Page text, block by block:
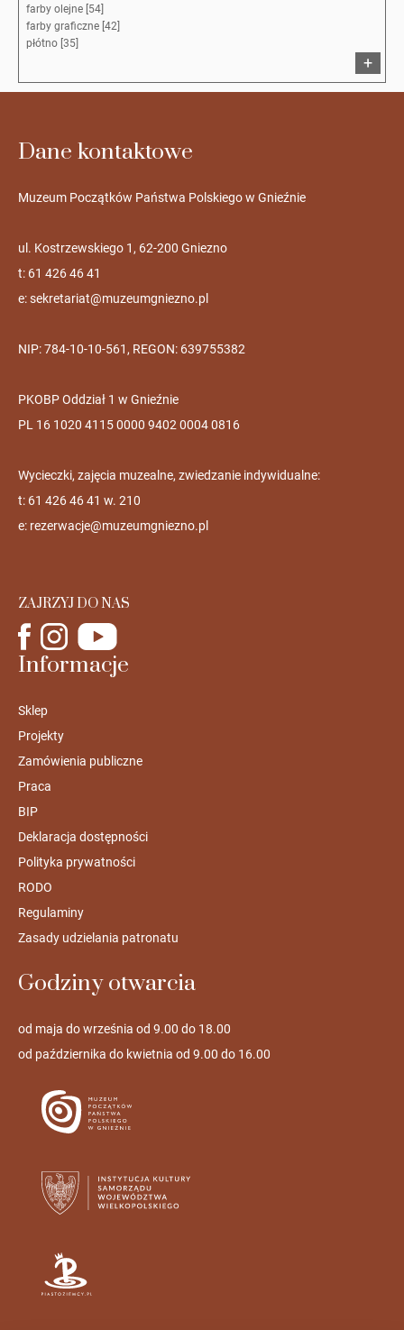
farby olejne [54]
farby graficzne [42]
płótno [35]
+
Dane kontaktowe
Muzeum Początków Państwa Polskiego w Gnieźnie
ul. Kostrzewskiego 1, 62-200 Gniezno
t: 61 426 46 41
e:sekretariat@muzeumgniezno.pl
NIP: 784-10-10-561, REGON: 639755382
PKOBP Oddział 1 w Gnieźnie
PL 16 1020 4115 0000 9402 0004 0816
Wycieczki, zajęcia muzealne, zwiedzanie indywidualne:
t: 61 426 46 41 w. 210
e: rezerwacje@muzeumgniezno.pl
ZAJRZYJ DO NAS
Informacje
Sklep
Projekty
Zamówienia publiczne
Praca
BIP
Deklaracja dostępności
Polityka prywatności
RODO
Regulaminy
Zasady udzielania patronatu
Godziny otwarcia
od maja do września od 9.00 do 18.00
od października do kwietnia od 9.00 do 16.00